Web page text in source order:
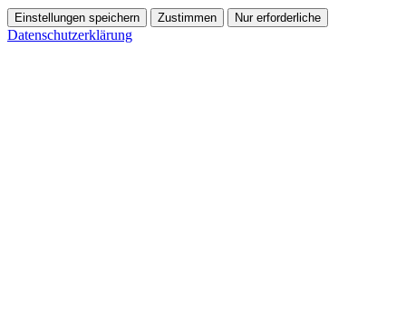
Einstellungen speichern Zustimmen Nur erforderliche
Datenschutzerklärung